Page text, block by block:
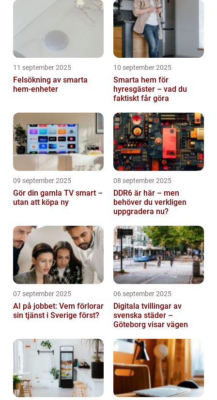
11 september 2025
Felsökning av smarta
hem-enheter
10 september 2025
Smarta hem för
hyresgäster – vad du
faktiskt får göra
09 september 2025
Gör din gamla TV smart –
utan att köpa ny
08 september 2025
DDR6 är här – men
behöver du verkligen
uppgradera nu?
07 september 2025
AI på jobbet: Vem förlorar
sin tjänst i Sverige först?
06 september 2025
Digitala tvillingar av
svenska städer –
Göteborg visar vägen